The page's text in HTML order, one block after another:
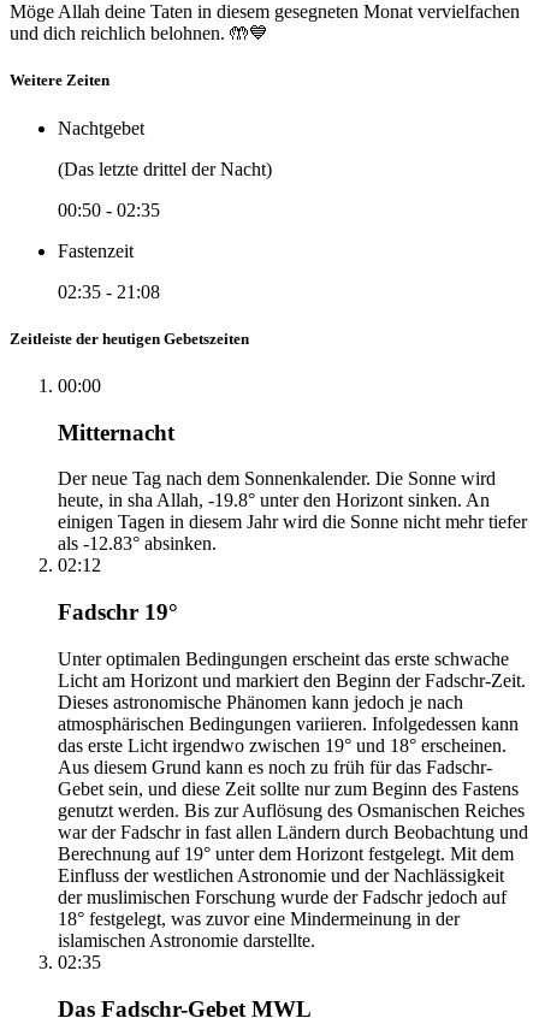
Möge Allah deine Taten in diesem gesegneten Monat vervielfachen
und dich reichlich belohnen. 🤲💙
Weitere Zeiten
Nachtgebet
(Das letzte drittel der Nacht)
00:50 - 02:35
Fastenzeit
02:35 - 21:08
Zeitleiste der heutigen Gebetszeiten
00:00
Mitternacht
Der neue Tag nach dem Sonnenkalender. Die Sonne wird
heute, in sha Allah, -19.8° unter den Horizont sinken. An
einigen Tagen in diesem Jahr wird die Sonne nicht mehr tiefer
als -12.83° absinken.
02:12
Fadschr 19°
Unter optimalen Bedingungen erscheint das erste schwache
Licht am Horizont und markiert den Beginn der Fadschr-Zeit.
Dieses astronomische Phänomen kann jedoch je nach
atmosphärischen Bedingungen variieren. Infolgedessen kann
das erste Licht irgendwo zwischen 19° und 18° erscheinen.
Aus diesem Grund kann es noch zu früh für das Fadschr-
Gebet sein, und diese Zeit sollte nur zum Beginn des Fastens
genutzt werden. Bis zur Auflösung des Osmanischen Reiches
war der Fadschr in fast allen Ländern durch Beobachtung und
Berechnung auf 19° unter dem Horizont festgelegt. Mit dem
Einfluss der westlichen Astronomie und der Nachlässigkeit
der muslimischen Forschung wurde der Fadschr jedoch auf
18° festgelegt, was zuvor eine Mindermeinung in der
islamischen Astronomie darstellte.
02:35
Das Fadschr-Gebet MWL